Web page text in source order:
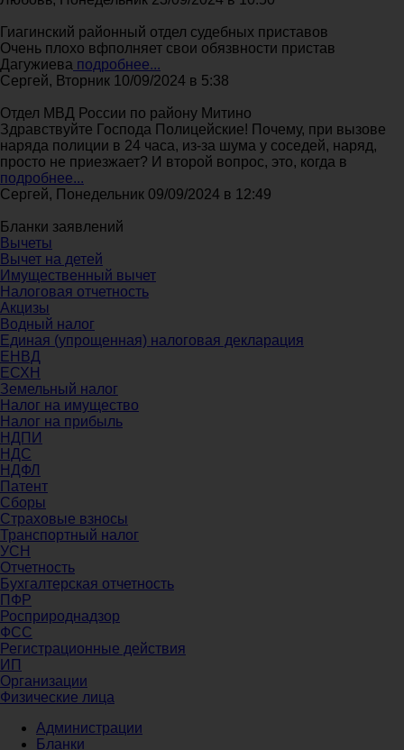
Гиагинский районный отдел судебных приставов
Очень плохо вфполняет свои обязвности пристав
Дагужиева подробнее...
Сергей, Вторник 10/09/2024 в 5:38
Отдел МВД России по району Митино
Здравствуйте Господа Полицейские! Почему, при вызове
наряда полиции в 24 часа, из-за шума у соседей, наряд,
просто не приезжает? И второй вопрос, это, когда в
подробнее...
Сергей, Понедельник 09/09/2024 в 12:49
Бланки заявлений
Вычеты
Вычет на детей
Имущественный вычет
Налоговая отчетность
Акцизы
Водный налог
Единая (упрощенная) налоговая декларация
ЕНВД
ЕСХН
Земельный налог
Налог на имущество
Налог на прибыль
НДПИ
НДС
НДФЛ
Патент
Сборы
Страховые взносы
Транспортный налог
УСН
Отчетность
Бухгалтерская отчетность
ПФР
Росприроднадзор
ФСС
Регистрационные действия
ИП
Организации
Физические лица
Администрации
Бланки